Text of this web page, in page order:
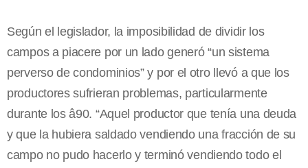
Según el legislador, la imposibilidad de dividir los
campos a piacere por un lado generó “un sistema
perverso de condominios” y por el otro llevó a que los
productores sufrieran problemas, particularmente
durante los â90. “Aquel productor que tenía una deuda
y que la hubiera saldado vendiendo una fracción de su
campo no pudo hacerlo y terminó vendiendo todo el